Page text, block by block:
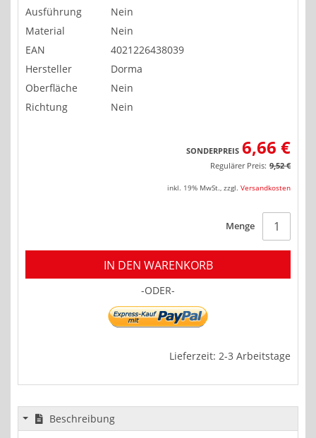
Ausführung
Nein
Material
Nein
EAN
4021226438039
Hersteller
Dorma
Oberfläche
Nein
Richtung
Nein
SONDERPREIS 6,66 €
Regulärer Preis: 9,52 €
inkl. 19% MwSt., zzgl. Versandkosten
Menge
IN DEN WARENKORB
-ODER-
Lieferzeit: 2-3 Arbeitstage
Beschreibung